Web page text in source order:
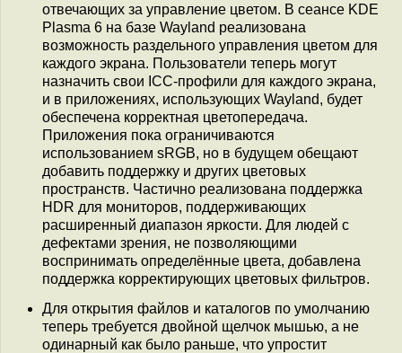
отвечающих за управление цветом. В сеансе KDE
Plasma 6 на базе Wayland реализована
возможность раздельного управления цветом для
каждого экрана. Пользователи теперь могут
назначить свои ICC-профили для каждого экрана,
и в приложениях, использующих Wayland, будет
обеспечена корректная цветопередача.
Приложения пока ограничиваются
использованием sRGB, но в будущем обещают
добавить поддержку и других цветовых
пространств. Частично реализована поддержка
HDR для мониторов, поддерживающих
расширенный диапазон яркости. Для людей с
дефектами зрения, не позволяющими
воспринимать определённые цвета, добавлена
поддержка корректирующих цветовых фильтров.
Для открытия файлов и каталогов по умолчанию
теперь требуется двойной щелчок мышью, а не
одинарный как было раньше, что упростит